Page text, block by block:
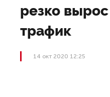
резко
трафик
14 окт 2020 12:25